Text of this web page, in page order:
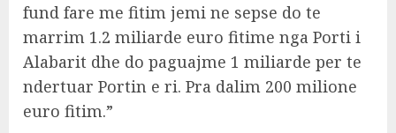
fund fare me fitim jemi ne sepse do te
marrim 1.2 miliarde euro fitime nga Porti i
Alabarit dhe do paguajme 1 miliarde per te
ndertuar Portin e ri. Pra dalim 200 milione
euro fitim.”